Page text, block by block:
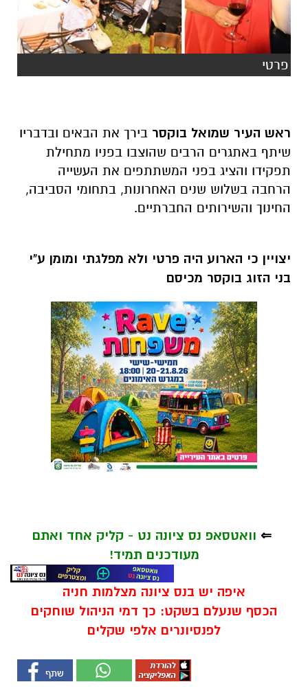
פרטי
ראש העיר שמואל בוקסר בירך את הבאים ובדבריו
שיתף באתגרים הרבים שהוצבו בפניו מתחילת
תפקידו והציג בפני המשתתפים את העשייה
הרחבה בשלוש שנים האחרונות, בתחומי הסביבה,
החינוך והשירותים החברתיים.
יצויין כי הארוע היה פרטי ולא מפלגתי ומומן ע"י
בני הזוג בוקסר מכיסם
⇐ וואטסאפ נס ציונה נט - קליק אחד ואתם
מעודכנים תמיד!
איפה יש בנס ציונה מצלמות חניה
הכסף שנעלם בשקט: כך דמי הניהול שוחקים
לפנסיונרים אלפי שקלים